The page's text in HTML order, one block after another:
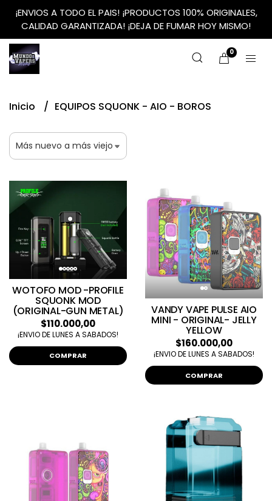
¡ENVIOS A TODO EL PAIS! ¡PRODUCTOS 100% ORIGINALES,
CALIDAD GARANTIZADA! ¡DEJA DE FUMAR HOY MISMO!
0
Inicio EQUIPOS SQUONK - AIO - BOROS
WOTOFO MOD -PROFILE
SQUONK MOD
(ORIGINAL-GUN METAL)
$110.000,00
¡ENVIO DE LUNES A SABADOS!
COMPRAR
VANDY VAPE PULSE AIO
MINI - ORIGINAL- JELLY
YELLOW
$160.000,00
¡ENVIO DE LUNES A SABADOS!
COMPRAR